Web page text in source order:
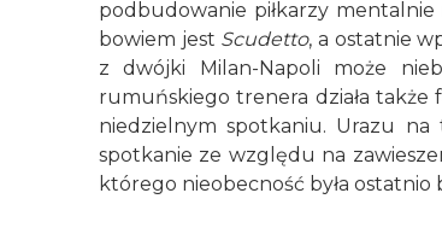
podbudowanie piłkarzy
bowiem jest Scudetto, a ostatnie
z dwójki Milan-Napoli może
rumuńskiego trenera działa
niedzielnym spotkaniu. Urazu na
spotkanie ze względu na
którego nieobecność była